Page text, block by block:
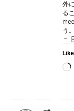
外
る
う
＝